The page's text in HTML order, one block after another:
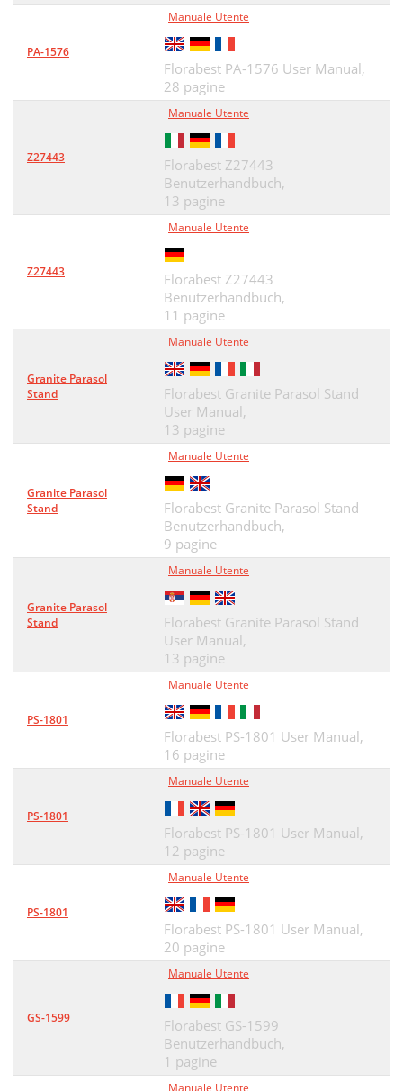
PA-1576
Manuale Utente
Florabest PA-1576 User Manual,
28 pagine
Z27443
Manuale Utente
Florabest Z27443
Benutzerhandbuch,
13 pagine
Z27443
Manuale Utente
Florabest Z27443
Benutzerhandbuch,
11 pagine
Granite Parasol
Stand
Manuale Utente
Florabest Granite Parasol Stand
User Manual,
13 pagine
Granite Parasol
Stand
Manuale Utente
Florabest Granite Parasol Stand
Benutzerhandbuch,
9 pagine
Granite Parasol
Stand
Manuale Utente
Florabest Granite Parasol Stand
User Manual,
13 pagine
PS-1801
Manuale Utente
Florabest PS-1801 User Manual,
16 pagine
PS-1801
Manuale Utente
Florabest PS-1801 User Manual,
12 pagine
PS-1801
Manuale Utente
Florabest PS-1801 User Manual,
20 pagine
GS-1599
Manuale Utente
Florabest GS-1599
Benutzerhandbuch,
1 pagine
Manuale Utente